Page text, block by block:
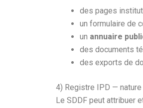
des pages
un formulaire de
un annuaire
des documents
des exports de
4) Registre IPD —
Le SDDF peut attribuer